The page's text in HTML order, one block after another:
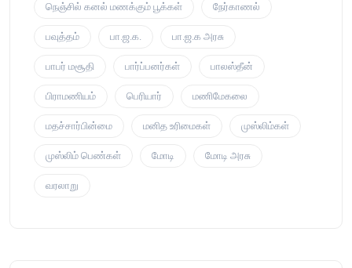
நெஞ்சில் கனல் மணக்கும் பூக்கள் நேர்காணல்
பவுத்தம் பா.ஜ.க. பா.ஜ.க அரசு
பாபர் மசூதி பார்ப்பனர்கள் பாலஸ்தீன்
பிராமணியம் பெரியார் மணிமேகலை
மதச்சார்பின்மை மனித உரிமைகள் முஸ்லிம்கள்
முஸ்லிம் பெண்கள் மோடி மோடி அரசு
வரலாறு